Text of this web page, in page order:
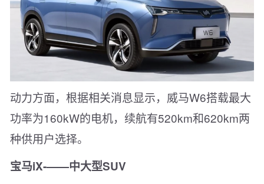
动力方面，根据相关消息显示，威马W6搭载最大
功率为160kW的电机，续航有520km和620km两
种供用户选择。
宝马iX-——中大型SUV